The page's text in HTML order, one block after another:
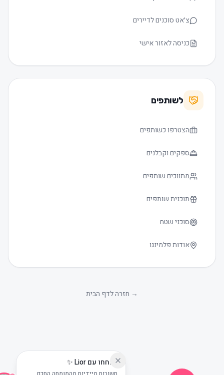
גודל טקסט
שוחחו עם Lior ✨
צ׳אט סוכנים לדיירים
כניסה לאזור אישי
לשותפים
הצטרפו כשותפים
ספקים וקבלנים
מתווכים שותפים
תוכנית שותפים
סוכני שטח
אודות פלמינגו
חזרה לדף הבית